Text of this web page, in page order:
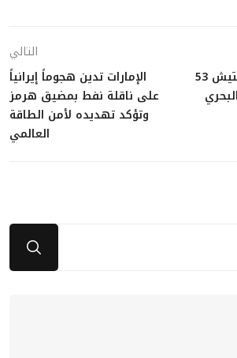
سنتكوم: اعتراض وتفتيش 53
التالي
الإمارات تدين هجوماً إيرانياً
على ناقلة نفط بمضيق هرمز
وتؤكد تهديده لأمن الطاقة
العالمي